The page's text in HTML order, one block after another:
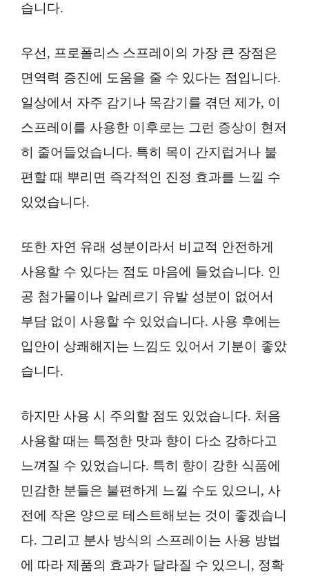
습니다.
우선, 프로폴리스 스프레이의 가장 큰 장점은
면역력 증진에 도움을 줄 수 있다는 점입니다.
일상에서 자주 감기나 목감기를 겪던 제가, 이
스프레이를 사용한 이후로는 그런 증상이 현저
히 줄어들었습니다. 특히 목이 간지럽거나 불
편할 때 뿌리면 즉각적인 진정 효과를 느낄 수
있었습니다.
또한 자연 유래 성분이라서 비교적 안전하게
사용할 수 있다는 점도 마음에 들었습니다. 인
공 첨가물이나 알레르기 유발 성분이 없어서
부담 없이 사용할 수 있었습니다. 사용 후에는
입안이 상쾌해지는 느낌도 있어서 기분이 좋았
습니다.
하지만 사용 시 주의할 점도 있었습니다. 처음
사용할 때는 특정한 맛과 향이 다소 강하다고
느껴질 수 있었습니다. 특히 향이 강한 식품에
민감한 분들은 불편하게 느낄 수도 있으니, 사
전에 작은 양으로 테스트해보는 것이 좋겠습니
다. 그리고 분사 방식의 스프레이는 사용 방법
에 따라 제품의 효과가 달라질 수 있으니, 정확